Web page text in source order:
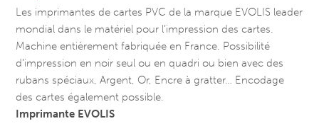
Les imprimantes de cartes PVC de la marque EVOLIS leader
mondial dans le matériel pour l’impression des cartes.
Machine entièrement fabriquée en France. Possibilité
d’impression en noir seul ou en quadri ou bien avec des
rubans spéciaux, Argent, Or, Encre à gratter… Encodage
des cartes également possible.
Imprimante EVOLIS